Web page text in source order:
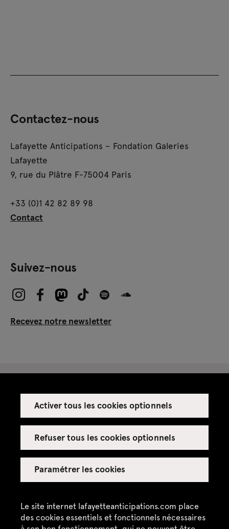
Le site internet lafayetteanticipations.com place
des cookies essentiels et fonctionnels nécessaires
Activer tous les cookies optionnels
Refuser tous les cookies optionnels
Paramétrer les cookies
Contactez-nous
Lafayette Anticipations – Fondation Galeries
Lafayette
9, rue du Plâtre F-75004 Paris
+33 (0)1 42 82 89 98
Contact
Suivez-nous
Recevez notre newsletter
Espace presse
Espace enseignant·es
Espace privatisations
Crédits
Mentions légales
Politique de confidentialité